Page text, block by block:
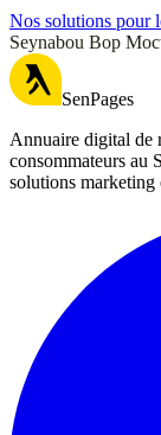
Nos solutions pour
Seynabou Bop
SenPages
Annuaire digital de
consommateurs au
solutions marketing